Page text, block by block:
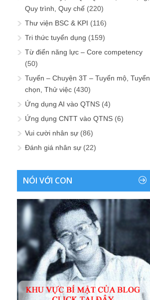
Quy trình, Quy chế (220)
Thư viện BSC & KPI (116)
Tri thức tuyển dụng (159)
Từ điển năng lực – Core competency
(50)
Tuyển – Chuyện 3T – Tuyển mộ, Tuyển
chọn, Thử việc (430)
Ứng dụng AI vào QTNS (4)
Ứng dụng CNTT vào QTNS (6)
Vui cười nhân sự (86)
Đánh giá nhân sự (22)
NÓI VỚI CON